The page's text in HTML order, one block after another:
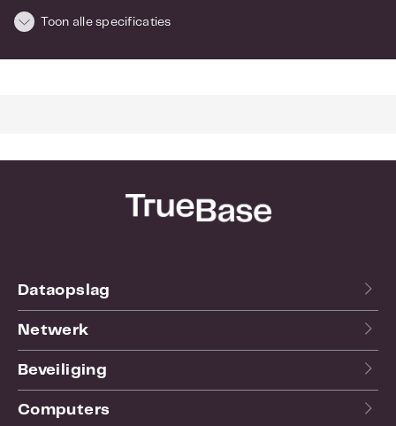
Lengte: 240
Toon alle specificaties
Dataopslag
Netwerk
Beveiliging
Computers